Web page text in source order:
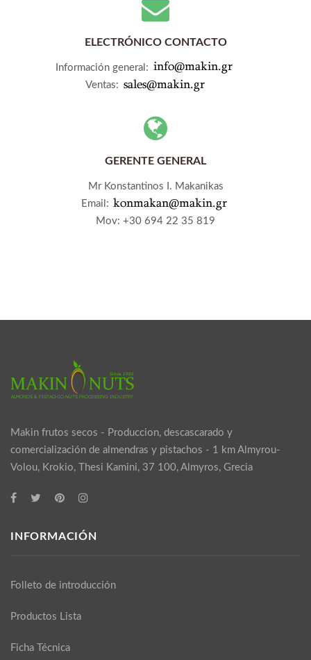
ELECTRÓNICO CONTACTO
Información general:
Ventas:
GERENTE GENERAL
Mr Konstantinos I. Makanikas
Email:
Mov: +30 694 22 35 819
Makin frutos secos - Produccion, descascarado y
comercialización de almendras y pistachos - 1 km Almyrou-
Volou, Krokio, Thesi Kamini, 37 100, Almyros, Grecia
INFORMACIÓN
Folleto de introducción
Productos Lista
Ficha Técnica